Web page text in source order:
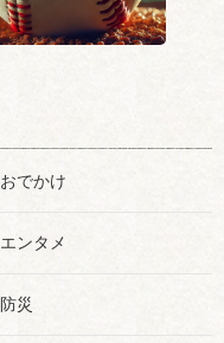
おでかけ
エンタメ
防災